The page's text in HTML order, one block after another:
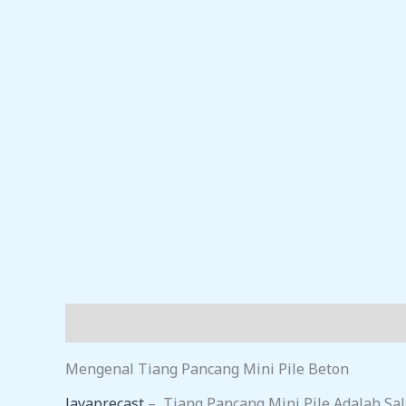
Mengenal Tiang Pancang Mini Pile Beton